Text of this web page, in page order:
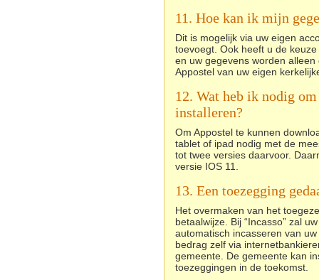
11. Hoe kan ik mijn
Dit is mogelijk via uw eigen
toevoegt. Ook heeft u de
en uw gegevens worden
Appostel van uw eigen
12. Wat heb ik nodig
installeren?
Om Appostel te kunnen
tablet of ipad nodig met de
tot twee versies daarvoor.
versie IOS 11.
13. Een toezegging
Het overmaken van het
betaalwijze. Bij “Incasso” zal
automatisch incasseren van
bedrag zelf via
gemeente. De gemeente kan
toezeggingen in de toekomst.